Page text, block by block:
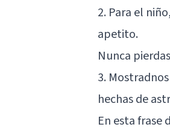
2. Para el
apetito.
Nunca
3.
hechas de
En esta frase